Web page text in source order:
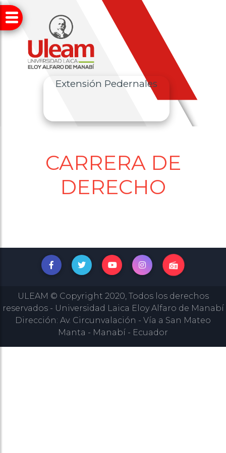
Extensión Pedernales
CARRERA DE
DERECHO
ULEAM © Copyright 2020, Todos los derechos
reservados - Universidad Laica Eloy Alfaro de Manabí
Dirección: Av. Circunvalación - Vía a San Mateo
Manta - Manabí - Ecuador